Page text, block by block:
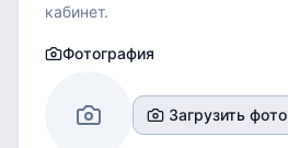
кабинет.
Фотография
Загрузить фото